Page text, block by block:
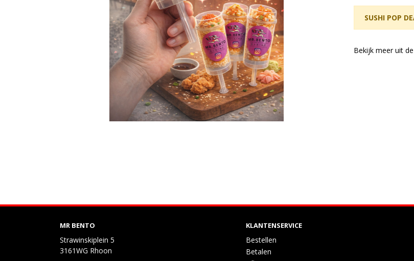
SUSHI POP
Bekijk meer uit
MR BENTO
Strawinskiplein 5
3161WG Rhoon
KLANTENSERVICE
Bestellen
Betalen